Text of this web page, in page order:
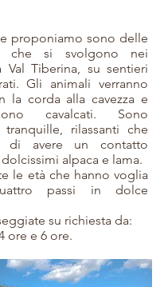
proponiamo sono delle
che si svolgono nei
Val Tiberina, su sentieri
Gli animali verranno
la corda alla cavezza e
cavalcati. Sono
tranquille, rilassanti che
di avere un contatto
alpaca e lama.
le età che hanno voglia
passi in dolce
su richiesta da:
ore e 6 ore.